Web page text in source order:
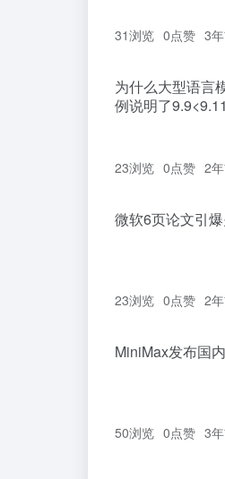
31浏览 0点赞 3
为什么大型语言
例说明了
23浏览 0点赞 2
微软6页论文引
23浏览 0点赞 2
MiniMax发布国
50浏览 0点赞 3